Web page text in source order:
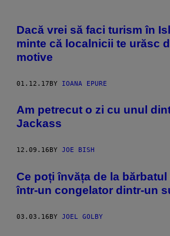
Dacă vrei să faci turism în
minte că localnicii te urăsc
motive
01.12.17BY IOANA EPURE
Am petrecut o zi cu unul
Jackass
12.09.16 BY JOE BISH
​Ce poți învăța de la
într-un congelator dintr-un
03.03.16BY JOEL GOLBY